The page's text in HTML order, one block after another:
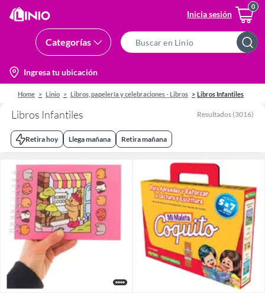
Inicia sesión
Categorías
Bar
location-
icon
Ingresa tu ubicación
Home Linio Libros, papelería y celebraciones - Libros Libros Infantiles
Libros Infantiles Resultados (3016)
Retira hoy Llega mañana Retira mañana